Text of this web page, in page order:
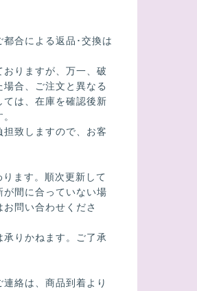
合による返品･交換は
りますが、万一、破
合、ご注文と異なる
は、在庫を確認後新
致しますので、お客
ます。順次更新して
間に合っていない場
問い合わせくださ
りかねます。ご了承
連絡は、商品到着より